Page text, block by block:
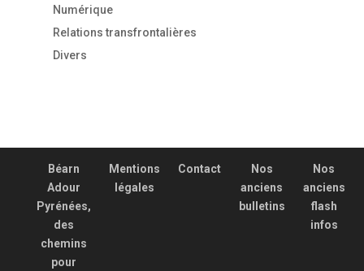
Numérique
Relations transfrontalières
Divers
Béarn
Adour
Pyrénées,
des
chemins
pour
Mentions
légales
Contact
Nos
anciens
bulletins
Nos
anciens
flash
infos